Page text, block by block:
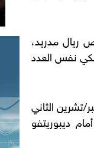
فإن مارسيلو يستعد لخوض المباراة رقم 392 بقميص ريال مدريد،
نفس العدد
مع ريال مدريد عام 2007، بعدما انضم للفريق في 15 نوفمبر/تشرين الثاني
ديبوريتفو